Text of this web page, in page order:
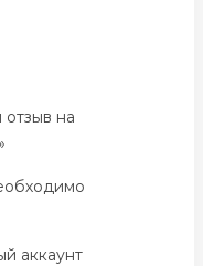
отзыв на
аккаунт